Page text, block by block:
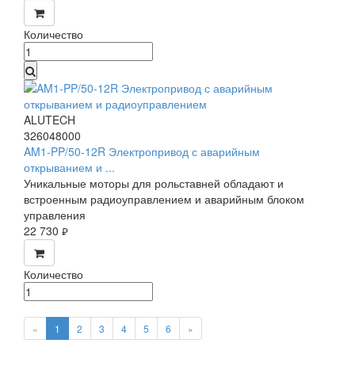
Количество
ALUTECH
326048000
AM1-PP/50-12R Электропривод с аварийным
открыванием и ...
Уникальные моторы для рольставней обладают и
встроенным радиоуправлением и аварийным блоком
управления
22 730 руб.
Количество
« 1 2 3 4 5 6 »